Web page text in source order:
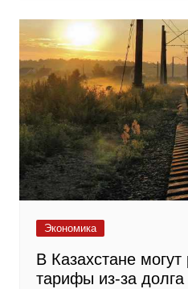
Экономика
В Казахстане
тарифы из-за